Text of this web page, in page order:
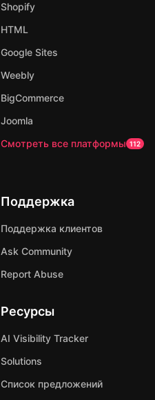
Shopify
HTML
Google Sites
Weebly
BigCommerce
Joomla
Смотреть все платформы 112
Поддержка
Поддержка клиентов
Ask Community
Report Abuse
Ресурсы
AI Visibility Tracker
Solutions
Список предложений